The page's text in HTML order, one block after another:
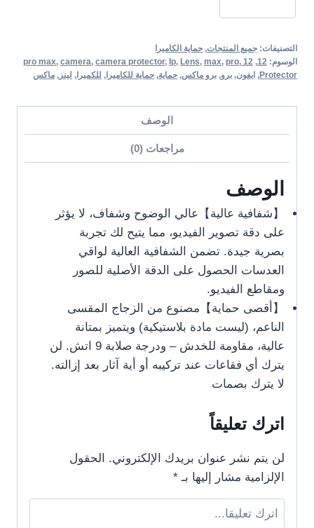
التصنيفات: جميع المنتجات, حماية الكاميرا
الوسوم: 12
,
12 pro max
, camera, camera protector, Ip, Lens, max, pro,
Protector
, ايفون, برو, برو ماكس, حماية, حماية للكاميرا, للكميرا, لينز , ماكس
الوصف
مراجعات (0)
الوصف
【شفافية عالية】عالي الوضوح وشفاف، لا يؤثر
على دقة تصوير الفيديو، مما يتيح لك تجربة
بصرية جيدة. تضمن الشفافية العالية لواقي
العدسات الحصول على الدقة الأصلية للصور
ومقاطع الفيديو.
【أقصى حماية】مصنوع من الزجاج المقسى
الناعم، (ليست مادة بلاستيكية) ويتميز بمتانة
عالية، مقاومة للخدش – ودرجة صلابة 9 اتش. لن
يترك أي فقاعات عند تركيبه أو أية آثار بعد إزالته.
لا يترك بصمات
اترك تعليقاً
لن يتم نشر عنوان بريدك الإلكتروني.
الحقول
الإلزامية مشار إليها بـ *